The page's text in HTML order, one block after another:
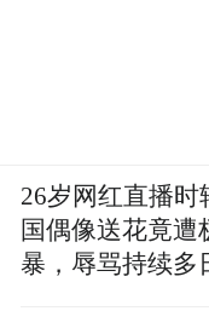
26岁网红直播时
国偶像送花竟遭
暴，辱骂持续多